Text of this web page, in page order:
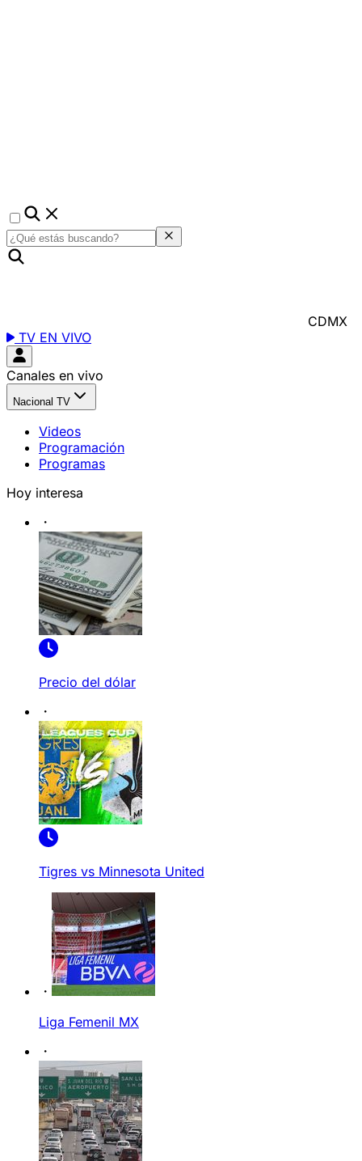
CDMX
TV EN VIVO
Canales en vivo
Nacional TV
Videos
Programación
Programas
Hoy interesa
Precio del dólar
Tigres vs Minnesota United
Liga Femenil MX